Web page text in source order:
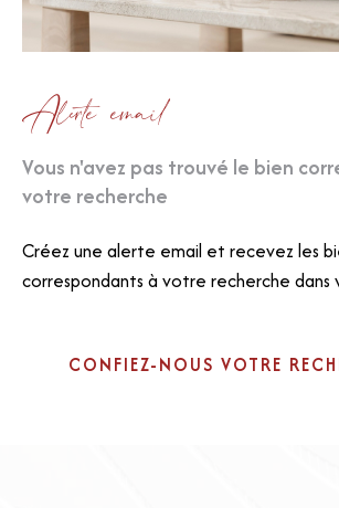
Alerte email
Vous n'avez pas trouvé le bien
votre recherche
Créez une alerte email et recevez les
correspondants à votre recherche
CONFIEZ-NOUS VOTRE